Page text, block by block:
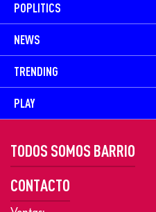
POPLITICS
NEWS
TRENDING
PLAY
TODOS SOMOS BARRIO
CONTACTO